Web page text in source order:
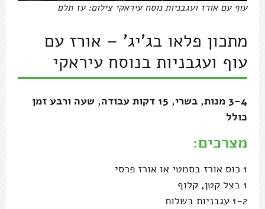
עוף עם אורז ועגבניות נוסח עיראקי צילום: עז תלם
מתכון פלאו בג'יג' – אורז עם
עוף ועגבניות בנוסח עיראקי
3-4 מנות, בשרי, 15 דקות עבודה, שעה ורבע זמן
כולל
מצרכים:
1 כוס אורז בסמטי או אורז פרסי
1 בצל קטן, קלוף
1-2 עגבניות בשלות